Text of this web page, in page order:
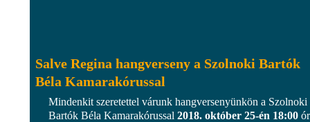
Salve Regina hangverseny a Szolnoki Bartók
Béla Kamarakórussal
Mindenkit szeretettel várunk hangversenyünkön a Szolnoki
Bartók Béla Kamarakórussal 2018. október 25-én 18:00